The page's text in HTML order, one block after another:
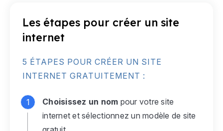
Les étapes pour créer un site
internet
5 ÉTAPES POUR CRÉER UN SITE
INTERNET GRATUITEMENT :
Choisissez un nom pour votre site
internet et sélectionnez un modèle de site